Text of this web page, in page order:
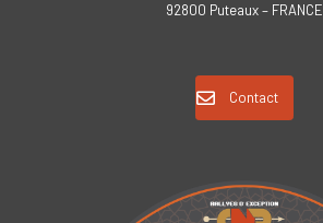
92800 Puteaux – FRANCE
Contact